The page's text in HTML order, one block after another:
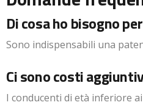
Di cosa ho bisogno
Sono indispensabili una
Ci sono costi
I conducenti di età inferiore